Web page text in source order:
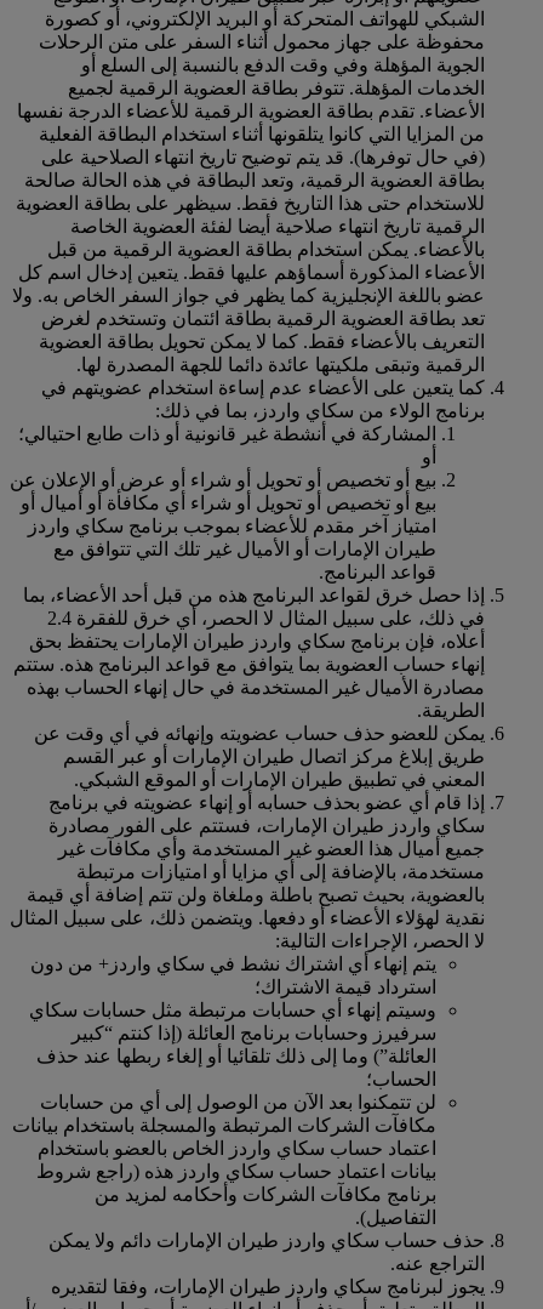
الشبكي للهواتف المتحركة أو البريد الإلكتروني، أو كصورة
محفوظة على جهاز محمول أثناء السفر على متن الرحلات
الجوية المؤهلة وفي وقت الدفع بالنسبة إلى السلع أو
الخدمات المؤهلة. تتوفر بطاقة العضوية الرقمية لجميع
الأعضاء. تقدم بطاقة العضوية الرقمية للأعضاء الدرجة نفسها
من المزايا التي كانوا يتلقونها أثناء استخدام البطاقة الفعلية
(في حال توفرها). قد يتم توضيح تاريخ انتهاء الصلاحية على
بطاقة العضوية الرقمية، وتعد البطاقة في هذه الحالة صالحة
للاستخدام حتى هذا التاريخ فقط. سيظهر على بطاقة العضوية
الرقمية تاريخ انتهاء صلاحية أيضا لفئة العضوية الخاصة
بالأعضاء. يمكن استخدام بطاقة العضوية الرقمية من قبل
الأعضاء المذكورة أسماؤهم عليها فقط. يتعين إدخال اسم كل
عضو باللغة الإنجليزية كما يظهر في جواز السفر الخاص به. ولا
تعد بطاقة العضوية الرقمية بطاقة ائتمان وتستخدم لغرض
التعريف بالأعضاء فقط. كما لا يمكن تحويل بطاقة العضوية
الرقمية وتبقى ملكيتها عائدة دائما للجهة المصدرة لها.
كما يتعين على الأعضاء عدم إساءة استخدام عضويتهم في
برنامج الولاء من سكاي واردز، بما في ذلك:
المشاركة في أنشطة غير قانونية أو ذات طابع احتيالي؛
أو
بيع أو تخصيص أو تحويل أو شراء أو عرض أو الإعلان عن
بيع أو تخصيص أو تحويل أو شراء أي مكافأة أو أميال أو
امتياز آخر مقدم للأعضاء بموجب برنامج سكاي واردز
طيران الإمارات أو الأميال غير تلك التي تتوافق مع
قواعد البرنامج.
إذا حصل خرق لقواعد البرنامج هذه من قبل أحد الأعضاء، بما
في ذلك، على سبيل المثال لا الحصر، أي خرق للفقرة 2.4
أعلاه، فإن برنامج سكاي واردز طيران الإمارات يحتفظ بحق
إنهاء حساب العضوية بما يتوافق مع قواعد البرنامج هذه. ستتم
مصادرة الأميال غير المستخدمة في حال إنهاء الحساب بهذه
الطريقة.
يمكن للعضو حذف حساب عضويته وإنهائه في أي وقت عن
طريق إبلاغ مركز اتصال طيران الإمارات أو عبر القسم
المعني في تطبيق طيران الإمارات أو الموقع الشبكي.
إذا قام أي عضو بحذف حسابه أو إنهاء عضويته في برنامج
سكاي واردز طيران الإمارات، فستتم على الفور مصادرة
جميع أميال هذا العضو غير المستخدمة وأي مكافآت غير
مستخدمة، بالإضافة إلى أي مزايا أو امتيازات مرتبطة
بالعضوية، بحيث تصبح باطلة وملغاة ولن تتم إضافة أي قيمة
نقدية لهؤلاء الأعضاء أو دفعها. ويتضمن ذلك، على سبيل المثال
لا الحصر، الإجراءات التالية:
يتم إنهاء أي اشتراك نشط في سكاي واردز+ من دون
استرداد قيمة الاشتراك؛
وسيتم إنهاء أي حسابات مرتبطة مثل حسابات سكاي
سرفيرز وحسابات برنامج العائلة (إذا كنتم “كبير
العائلة”) وما إلى ذلك تلقائيا أو إلغاء ربطها عند حذف
الحساب؛
لن تتمكنوا بعد الآن من الوصول إلى أي من حسابات
مكافآت الشركات المرتبطة والمسجلة باستخدام بيانات
اعتماد حساب سكاي واردز الخاص بالعضو باستخدام
بيانات اعتماد حساب سكاي واردز هذه (راجع شروط
برنامج مكافآت الشركات وأحكامه لمزيد من
التفاصيل).
حذف حساب سكاي واردز طيران الإمارات دائم ولا يمكن
التراجع عنه.
يجوز لبرنامج سكاي واردز طيران الإمارات، وفقا لتقديره